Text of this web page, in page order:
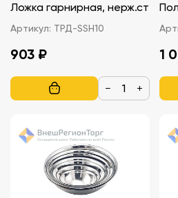
Ложка гарнирная, нерж.ст
Артикул: ТРД-SSH10
903 ₽
− +
1